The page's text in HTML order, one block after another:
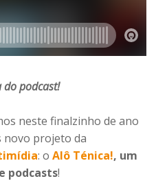
do podcast!
neste finalzinho de ano
novo projeto da
: oAlô Ténica!, um
podcasts!